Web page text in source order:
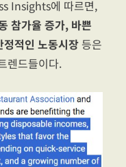
Insights에 따르면,
참가율 증가, 바쁜
적인 노동시장등은
렌드들이다.